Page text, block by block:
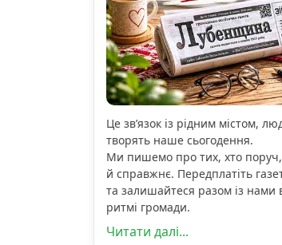
Це зв’язок із рідним містом,
творять наше сьогодення.
Ми пишемо про тих, хто
й справжнє. Передплатіть
та залишайтеся разом із нами
ритмі громади.
Читати далі...